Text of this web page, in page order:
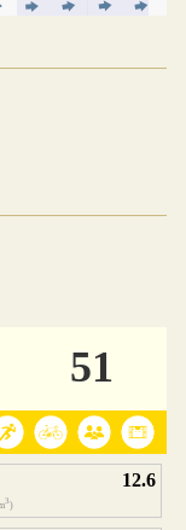
，完整即時空